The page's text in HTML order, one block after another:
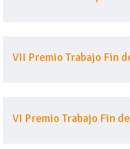
VII Premio Trabajo Fin
VI Premio Trabajo Fin